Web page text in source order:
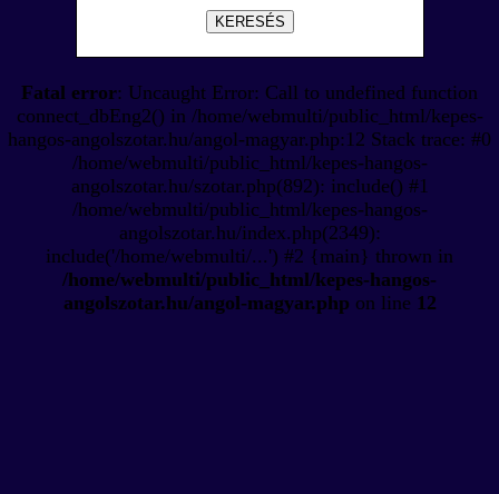
KERESÉS
Fatal error: Uncaught Error: Call to undefined function
connect_dbEng2() in /home/webmulti/public_html/kepes-
hangos-angolszotar.hu/angol-magyar.php:12 Stack trace: #0
/home/webmulti/public_html/kepes-hangos-
angolszotar.hu/szotar.php(892): include() #1
/home/webmulti/public_html/kepes-hangos-
angolszotar.hu/index.php(2349):
include('/home/webmulti/...') #2 {main} thrown in
/home/webmulti/public_html/kepes-hangos-
angolszotar.hu/angol-magyar.php on line 12